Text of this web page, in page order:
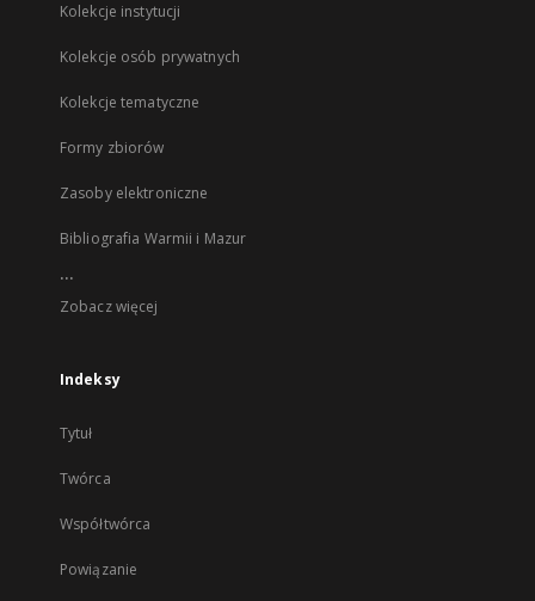
Kolekcje instytucji
Kolekcje osób prywatnych
Kolekcje tematyczne
Formy zbiorów
Zasoby elektroniczne
Bibliografia Warmii i Mazur
...
Zobacz więcej
Indeksy
Tytuł
Twórca
Współtwórca
Powiązanie